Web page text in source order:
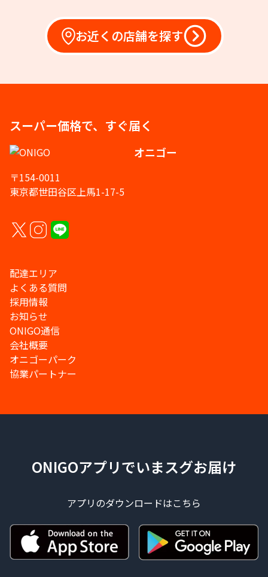
お近くの店舗を探す
スーパー価格で、すぐ届く
オニゴー
〒154-0011
東京都世田谷区上馬1-17-5
配達エリア
よくある質問
採用情報
お知らせ
ONIGO通信
会社概要
オニゴーパーク
協業パートナー
ONIGOアプリでいまスグお届け
アプリのダウンロードはこちら